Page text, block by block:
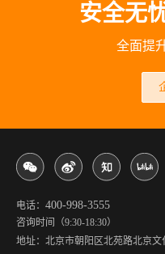
安全无
全面提
电话： 400-998-3555
咨询时间（9:30-18:30）
地址：北京市朝阳区北苑路北京文